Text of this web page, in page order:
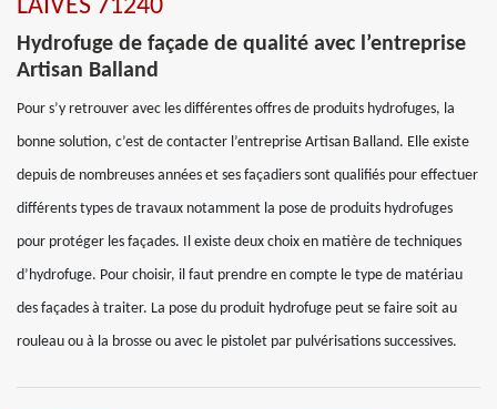
LAIVES 71240
Hydrofuge de façade de qualité avec l’entreprise
Artisan Balland
Pour s’y retrouver avec les différentes offres de produits hydrofuges, la
bonne solution, c’est de contacter l’entreprise Artisan Balland. Elle existe
depuis de nombreuses années et ses façadiers sont qualifiés pour effectuer
différents types de travaux notamment la pose de produits hydrofuges
pour protéger les façades. Il existe deux choix en matière de techniques
d’hydrofuge. Pour choisir, il faut prendre en compte le type de matériau
des façades à traiter. La pose du produit hydrofuge peut se faire soit au
rouleau ou à la brosse ou avec le pistolet par pulvérisations successives.